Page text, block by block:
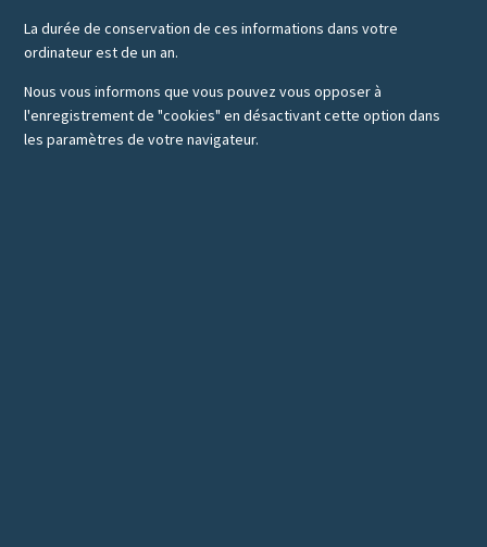
La durée de conservation de ces informations dans votre
ordinateur est de un an.
Nous vous informons que vous pouvez vous opposer à
l'enregistrement de "cookies" en désactivant cette option dans
les paramètres de votre navigateur.